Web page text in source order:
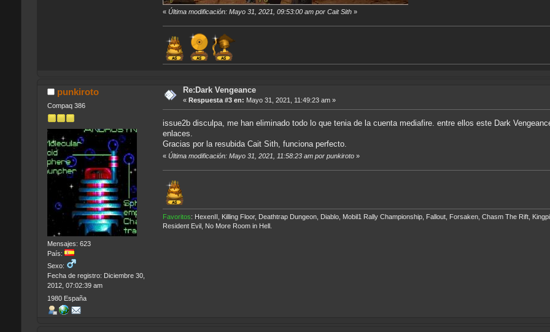
«Última modificación: Mayo 31, 2021, 09:53:00 am por Cait Sith »
punkiroto
Compaq 386
Mensajes: 623
País:
Sexo:
Fecha de registro: Diciembre 30,
2012, 07:02:39 am
1980 España
Re:Dark Vengeance
« Respuesta #3 en: Mayo 31, 2021, 11:49:23 am »
issue2b disculpa, me han eliminado todo lo que tenia de la cuenta mediafire. entre ellos este Dark
enlaces.
Gracias por la resubida Cait Sith, funciona perfecto.
«Última modificación: Mayo 31, 2021, 11:58:23 am por punkiroto »
Favoritos: HexenII, Killing Floor, Deathtrap Dungeon, Diablo, Mobil1 Rally Championship, Fallout, Forsaken, Chasm The Rift,
Resident Evil, No More Room in Hell.